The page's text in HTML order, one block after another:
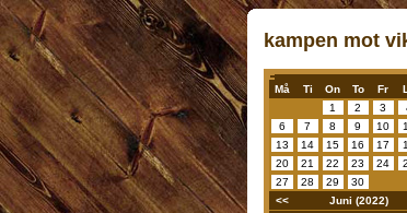
kampen mot
Må Ti On To Fr
1
2 3
6
7 8 9 10
13
14 15 16 17
20
21 22 23 24
27
28 29
30
<<
Juni (2022)